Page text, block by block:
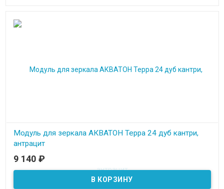
Модуль для зеркала АКВАТОН Терра 24 дуб кантри,
антрацит
В наличии
9 140 ₽